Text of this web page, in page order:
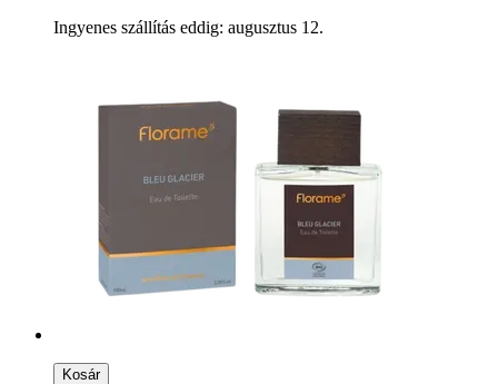
Ingyenes szállítás eddig: augusztus 12.
Kosár